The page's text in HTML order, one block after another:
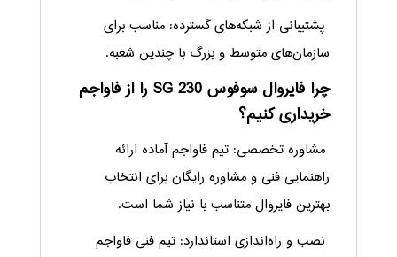
پشتیبانی از شبکه‌های گسترده: مناسب برای
سازمان‌های متوسط و بزرگ با چندین شعبه.
چرا فایروال سوفوس SG 230 را از فاواجم
خریداری کنیم؟
مشاوره تخصصی: تیم فاواجم آماده ارائه
راهنمایی فنی و مشاوره رایگان برای انتخاب
بهترین فایروال متناسب با نیاز شما است.
نصب و راه‌اندازی استاندارد: تیم فنی فاواجم